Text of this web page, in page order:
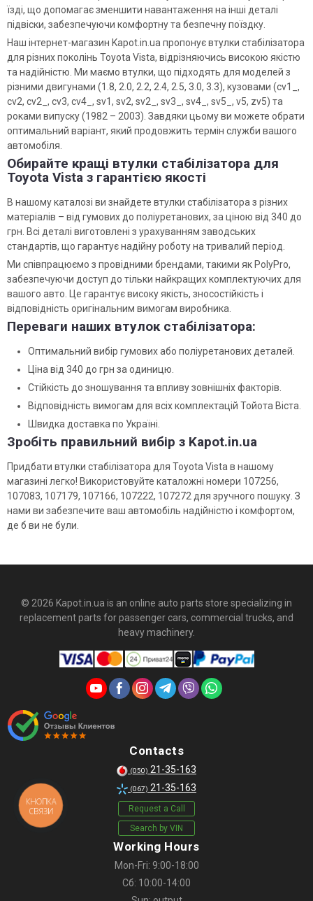
їзді, що допомагає зменшити навантаження на інші деталі
підвіски, забезпечуючи комфортну та безпечну поїздку.
Наш інтернет-магазин Kapot.in.ua пропонує втулки стабілізатора
для різних поколінь Toyota Vista, відрізняючись високою якістю
та надійністю. Ми маємо втулки, що підходять для моделей з
різними двигунами (1.8, 2.0, 2.2, 2.4, 2.5, 3.0, 3.3), кузовами (cv1_,
cv2, cv2_, cv3, cv4_, sv1, sv2, sv2_, sv3_, sv4_, sv5_, v5, zv5) та
роками випуску (1982 – 2003). Завдяки цьому ви можете обрати
оптимальний варіант, який продовжить термін служби вашого
автомобіля.
Обирайте кращі втулки стабілізатора для
Toyota Vista з гарантією якості
В нашому каталозі ви знайдете втулки стабілізатора з різних
матеріалів – від гумових до поліуретанових, за ціною від 340 до
грн. Всі деталі виготовлені з урахуванням заводських
стандартів, що гарантує надійну роботу на тривалий період.
Ми співпрацюємо з провідними брендами, такими як PolyPro,
забезпечуючи доступ до тільки найкращих комплектуючих для
вашого авто. Це гарантує високу якість, зносостійкість і
відповідність оригінальним вимогам виробника.
Переваги наших втулок стабілізатора:
Оптимальний вибір гумових або поліуретанових деталей.
Ціна від 340 до грн за одиницю.
Стійкість до зношування та впливу зовнішніх факторів.
Відповідність вимогам для всіх комплектацій Тойота Віста.
Швидка доставка по Україні.
Зробіть правильний вибір з Kapot.in.ua
Придбати втулки стабілізатора для Toyota Vista в нашому
магазині легко! Використовуйте каталожні номери 107256,
107083, 107179, 107166, 107222, 107272 для зручного пошуку. З
нами ви забезпечите ваш автомобіль надійністю і комфортом,
де б ви не були.
© 2026 Kapot.in.ua is an online auto parts store specializing in
replacement parts for passenger cars, commercial trucks, and
heavy machinery.
Contacts
(050) 21-35-163
(067) 21-35-163
Request a Call
Search by VIN
Working Hours
Mon-Fri: 9:00-18:00
Сб: 10:00-14:00
КНОПКА
СВЯЗИ